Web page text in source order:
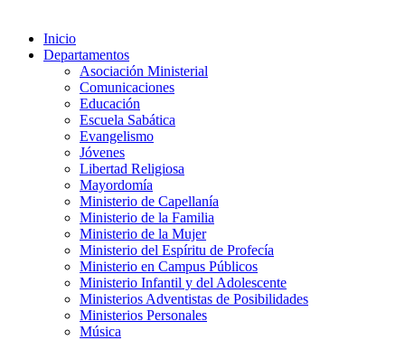
Inicio
Departamentos
Asociación Ministerial
Comunicaciones
Educación
Escuela Sabática
Evangelismo
Jóvenes
Libertad Religiosa
Mayordomía
Ministerio de Capellanía
Ministerio de la Familia
Ministerio de la Mujer
Ministerio del Espíritu de Profecía
Ministerio en Campus Públicos
Ministerio Infantil y del Adolescente
Ministerios Adventistas de Posibilidades
Ministerios Personales
Música